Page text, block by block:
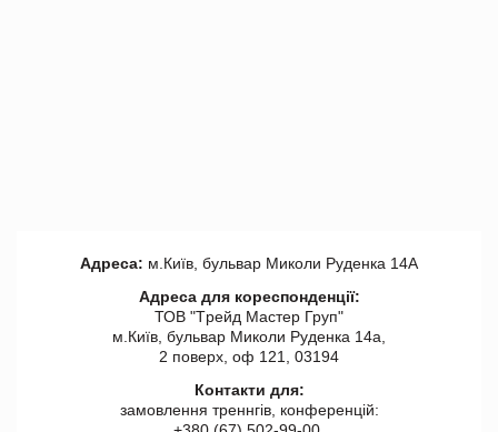
Адреса: м.Київ, бульвар Миколи Руденка 14А
Адреса для кореспонденції:
ТОВ "Tрейд Мастер Груп"
м.Київ, бульвар Миколи Руденка 14а,
2 поверх, оф 121, 03194
Контакти для:
замовлення треннгів, конференцій: